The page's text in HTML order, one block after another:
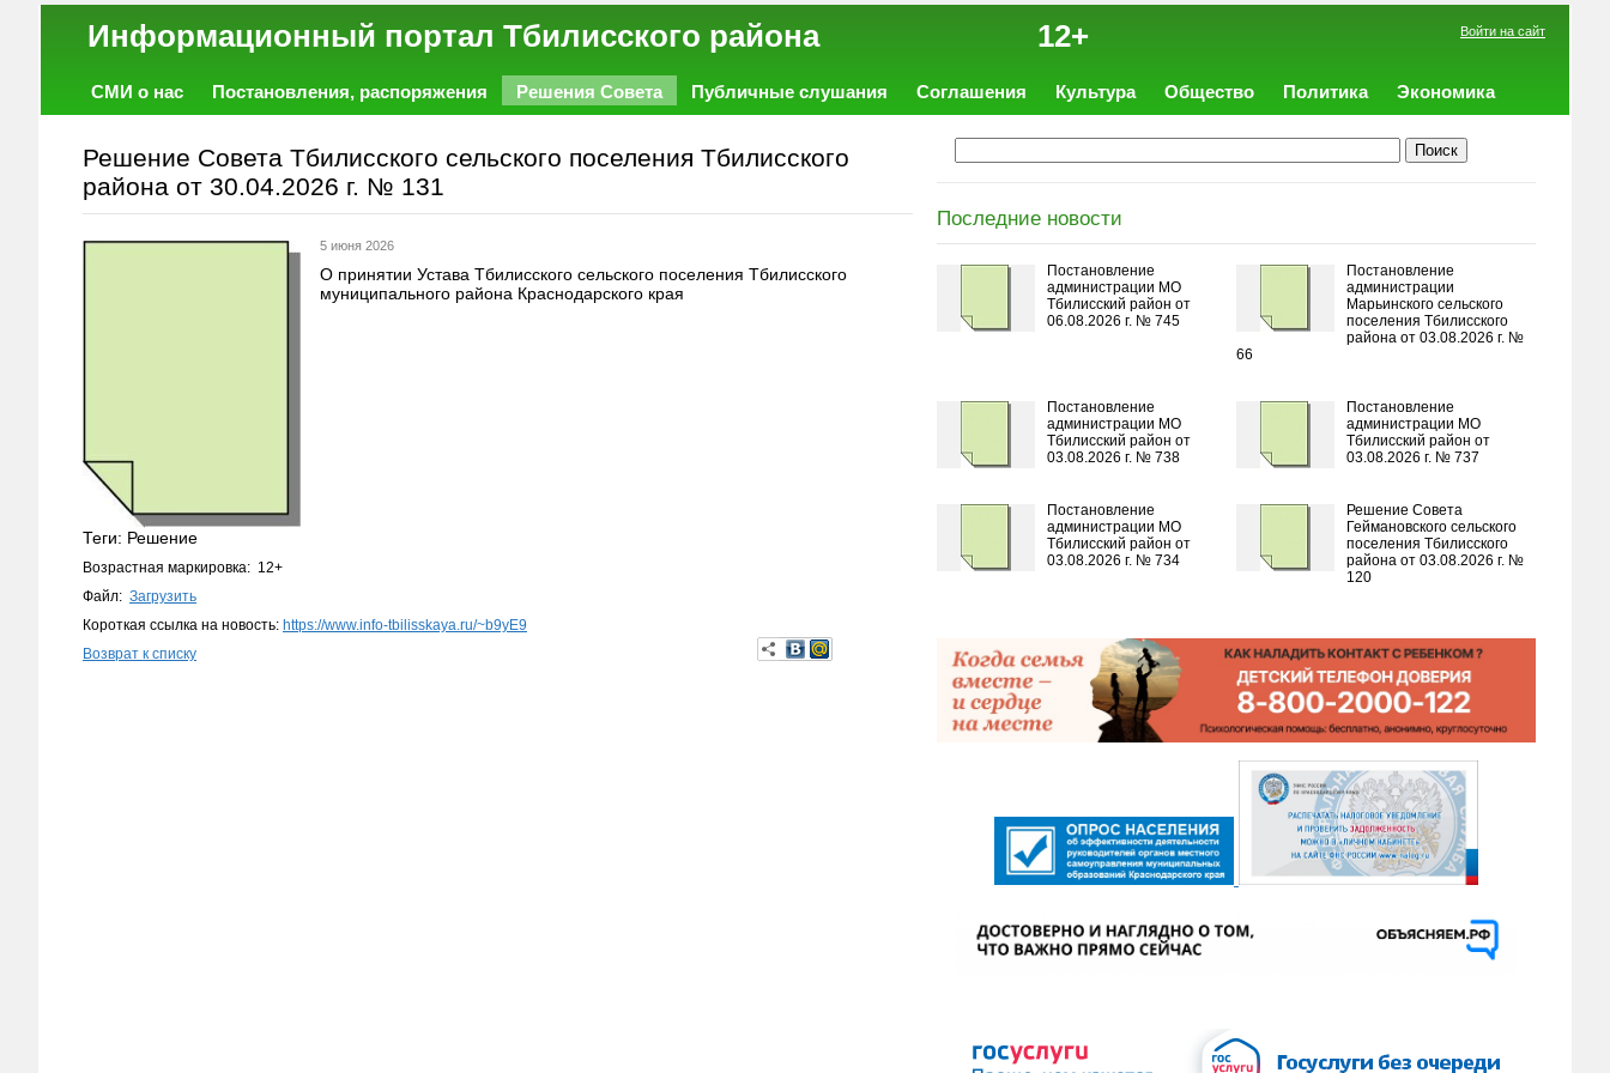
Информационный портал Тбилисского района 12+ Войти на сайт
СМИ о нас Постановления, распоряжения Решения Совета Публичные слушания Соглашения Культура Общество Политика
Экономика
Решение Совета Тбилисского сельского поселения Тбилисского
района от 30.04.2026 г. № 131
5 июня 2026
О принятии Устава Тбилисского сельского поселения Тбилисского
муниципального района Краснодарского края
Теги: Решение
Возрастная маркировка: 12+
Файл: Загрузить
Короткая ссылка на новость: https://www.info-tbilisskaya.ru/~b9yE9
Возврат к списку
Последние новости
Постановление
администрации МО
Тбилисский район от
06.08.2026 г. № 745
Постановление
администрации
Марьинского сельского
поселения Тбилисского
района от 03.08.2026 г. №
66
Постановление
администрации МО
Тбилисский район от
03.08.2026 г. № 738
Постановление
администрации МО
Тбилисский район от
03.08.2026 г. № 737
Постановление
администрации МО
Тбилисский район от
03.08.2026 г. № 734
Решение Совета
Геймановского сельского
поселения Тбилисского
района от 03.08.2026 г. №
120